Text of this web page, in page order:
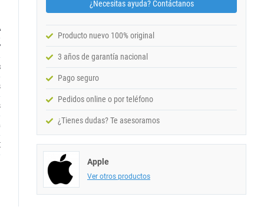
¿Necesitas ayuda? Contáctanos
Producto nuevo 100% original
3 años de garantía nacional
Pago seguro
Pedidos online o por teléfono
¿Tienes dudas? Te asesoramos
Apple
Ver otros productos